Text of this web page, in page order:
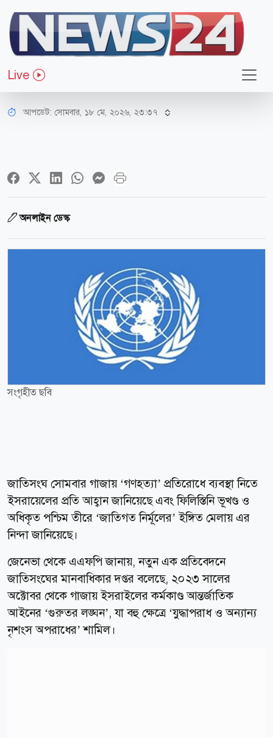
Live
আন্তর্জাতিক
গাজায় ‘গণহত্যা’ প্রতিরোধে ব্যবস্থা নিতে
হবে: ইসরায়েলকে জাতিসংঘ
আপডেট: সোমবার, ১৮ মে, ২০২৬, ২৩:৩৭
অনলাইন ডেস্ক
সংগৃহীত ছবি
জাতিসংঘ সোমবার গাজায় ‘গণহত্যা’ প্রতিরোধে ব্যবস্থা নিতে
ইসরায়েলের প্রতি আহ্বান জানিয়েছে এবং ফিলিস্তিনি ভূখণ্ড ও
অধিকৃত পশ্চিম তীরে ‘জাতিগত নির্মূলের’ ইঙ্গিত মেলায় এর
নিন্দা জানিয়েছে।
জেনেভা থেকে এএফপি জানায়, নতুন এক প্রতিবেদনে
জাতিসংঘের মানবাধিকার দপ্তর বলেছে, ২০২৩ সালের
অক্টোবর থেকে গাজায় ইসরাইলের কর্মকাণ্ড আন্তর্জাতিক
আইনের ‘গুরুতর লঙ্ঘন’, যা বহু ক্ষেত্রে ‘যুদ্ধাপরাধ ও অন্যান্য
নৃশংস অপরাধের’ শামিল।